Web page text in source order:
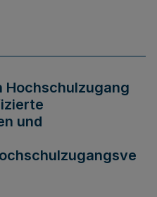
Hochschulzugang
und